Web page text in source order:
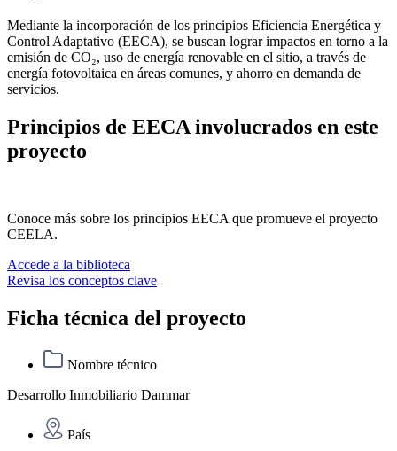
Mediante la incorporación de los principios Eficiencia Energética y
Control Adaptativo (EECA), se buscan lograr impactos en torno a la
emisión de CO₂, uso de energía renovable en el sitio, a través de
energía fotovoltaica en áreas comunes, y ahorro en demanda de
servicios.
Principios de EECA involucrados en este
proyecto
Conoce más sobre los principios EECA que promueve el proyecto
CEELA.
Accede a la biblioteca
Revisa los conceptos clave
Ficha técnica del proyecto
Nombre técnico
Desarrollo Inmobiliario Dammar
País